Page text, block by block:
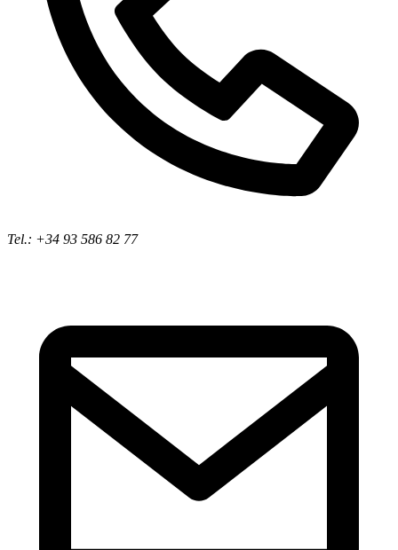
Tel.: +34 93 586 82 77